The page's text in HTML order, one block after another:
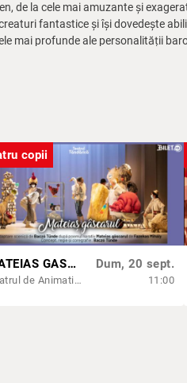
de la cele mai amuzante și
fantastice și își dovedește
mai profunde ale personalității
copii
MATEIAS GASCARUL
Teatrul de Animatie Țăndărică - Sala Lahovari
Dum, 20 sept.
11:00